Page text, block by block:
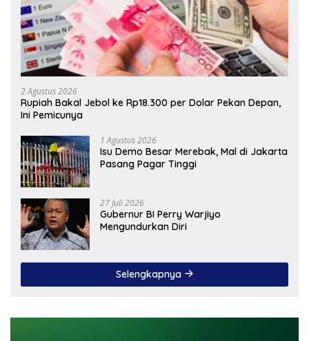
2 Agustus 2026
Rupiah Bakal Jebol ke Rp18.300 per Dolar Pekan Depan,
Ini Pemicunya
1 Agustus 2026
Isu Demo Besar Merebak, Mal di Jakarta
Pasang Pagar Tinggi
27 Juli 2026
Gubernur BI Perry Warjiyo
Mengundurkan Diri
Selengkapnya